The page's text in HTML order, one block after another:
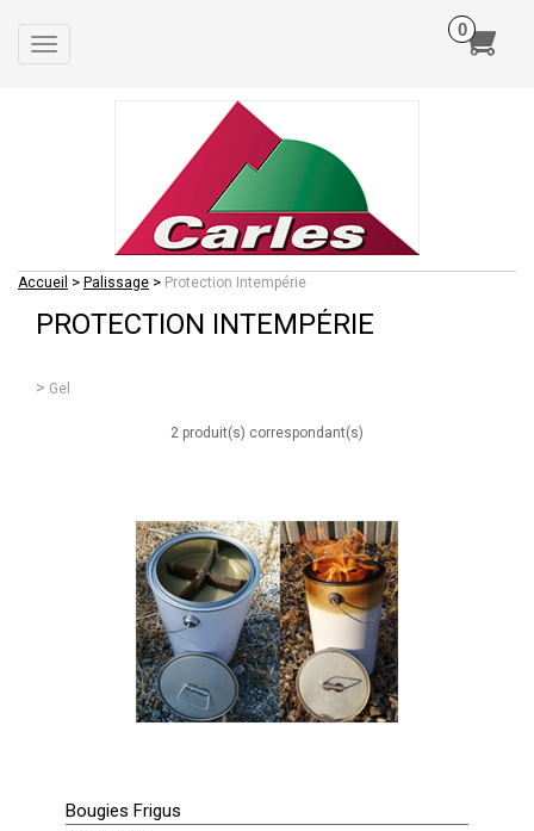
Toggle
navigation
Accueil > Palissage > Protection Intempérie
PROTECTION INTEMPÉRIE
Gel
2 produit(s) correspondant(s)
Bougies Frigus